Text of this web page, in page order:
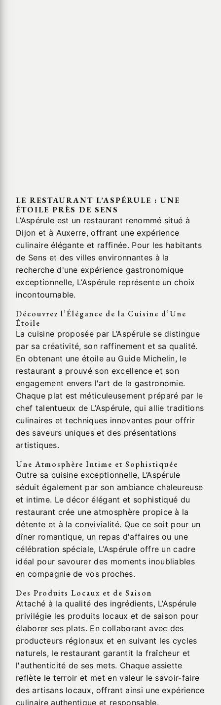
LE RESTAURANT L’ASPÉRULE : UNE
ÉTOILE PRÈS DE SENS
L’Aspérule est un restaurant renommé situé à
Dijon et à Auxerre, offrant une expérience
culinaire élégante et raffinée. Pour les habitants
de Sens et des villes environnantes à la
recherche d'une expérience gastronomique
exceptionnelle, L’Aspérule représente un choix
incontournable.
Découvrez l’Élégance de la Cuisine d’Une
Étoile
La cuisine proposée par L’Aspérule se distingue
par sa créativité, son raffinement et sa qualité.
En obtenant une étoile au Guide Michelin, le
restaurant a prouvé son excellence et son
engagement envers l'art de la gastronomie.
Chaque plat est méticuleusement préparé par le
chef talentueux de L’Aspérule, qui allie traditions
culinaires et techniques innovantes pour offrir
des saveurs uniques et des présentations
artistiques.
Une Atmosphère Intime et Sophistiquée
Outre sa cuisine exceptionnelle, L’Aspérule
séduit également par son ambiance chaleureuse
et intime. Le décor élégant et sophistiqué du
restaurant crée une atmosphère propice à la
détente et à la convivialité. Que ce soit pour un
dîner romantique, un repas d'affaires ou une
célébration spéciale, L’Aspérule offre un cadre
idéal pour savourer des moments inoubliables
en compagnie de vos proches.
Des Produits Locaux et de Saison
Attaché à la qualité des ingrédients, L’Aspérule
privilégie les produits locaux et de saison pour
élaborer ses plats. En collaborant avec des
producteurs régionaux et en suivant les cycles
naturels, le restaurant garantit la fraîcheur et
l'authenticité de ses mets. Chaque assiette
reflète le terroir et met en valeur le savoir-faire
des artisans locaux, offrant ainsi une expérience
culinaire authentique et responsable.